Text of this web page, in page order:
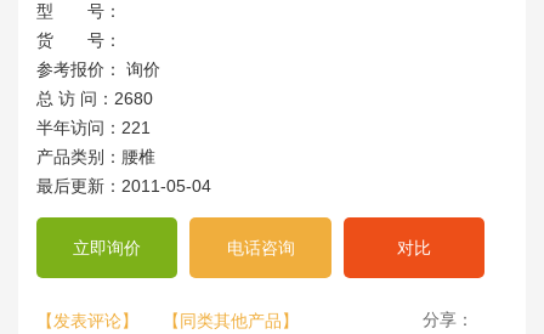
型 号：
货 号：
参考报价： 询价
总 访 问：2680
半年访问：221
产品类别：腰椎
最后更新：2011-05-04
立即询价 电话咨询 对比
【发表评论】
【同类其他产品】
分享：